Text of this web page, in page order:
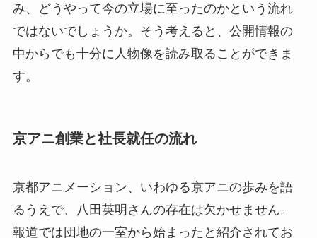
み、どうやって今の立場に至ったのかという流れ
ではないでしょうか。そう考えると、公開情報の
中からでも十分に人物像を読み取ることができま
す。
京アニ創業と社長就任の流れ
京都アニメーション、いわゆる京アニの歩みを語
るうえで、八田英明さんの存在は欠かせません。
報道では団地の一室から始まったと紹介されてお